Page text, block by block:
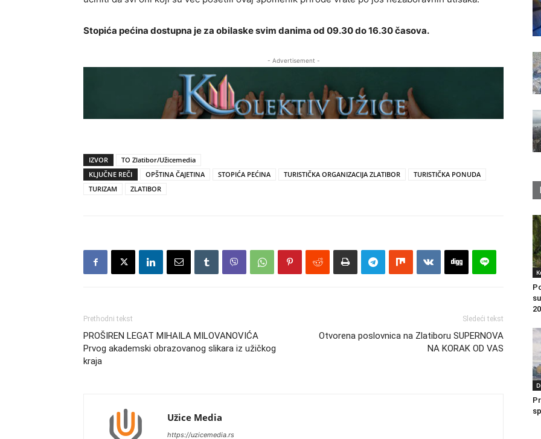
Stopića pećina dostupna je za obilaske svim danima od 09.30 do 16.30 časova.
- Advertisement -
IZVOR
TO Zlatibor/Užicemedia
KLJUČNE REČI
OPŠTINA ČAJETINA STOPIĆA PEĆINA TURISTIČKA ORGANIZACIJA ZLATIBOR
TURISTIČKA PONUDA
TURIZAM
ZLATIBOR
Prethodni tekst
PROŠIREN LEGAT MIHAILA MILOVANOVIĆA
Prvog akademski obrazovanog slikara iz užičkog
kraja
Sledeći tekst
Otvorena poslovnica na Zlatiboru SUPERNOVA
NA KORAK OD VAS
Užice Media
https://uzicemedia.rs